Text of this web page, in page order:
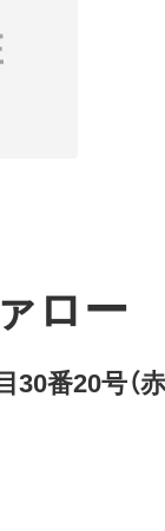
ロー
番20号（